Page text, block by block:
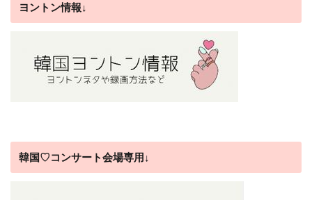
ヨントン情報↓
韓国♡コンサート会場専用↓